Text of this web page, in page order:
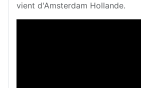
vient d'Amsterdam Hollande.